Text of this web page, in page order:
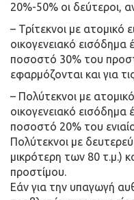
20%-50% οι δεύτεροι,
– Τρίτεκνοι με
οικογενειακό
ποσοστό 30% του
εφαρμόζονται και για
– Πολύτεκνοι με
οικογενειακό
ποσοστό 20% του
Πολύτεκνοι με
μικρότερη των 80 τ.μ.)
προστίμου.
Εάν για την υπαγωγή